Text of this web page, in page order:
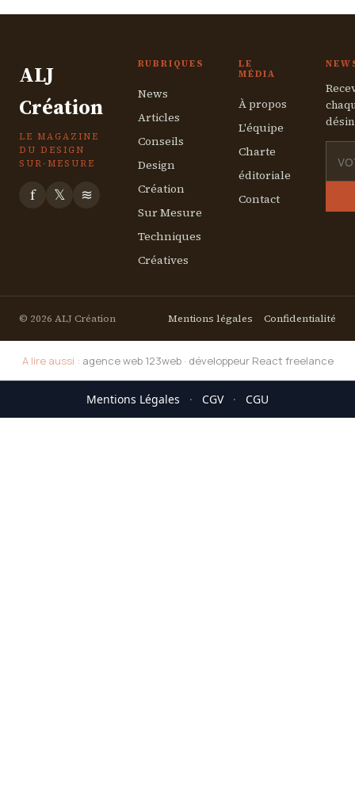
ALJ
Création
LE MAGAZINE
DU DESIGN
SUR-MESURE
f 𝕏 ≋
RUBRIQUES
News
Articles
Conseils
Design
Création
Sur Mesure
Techniques
Créatives
LE
MÉDIA
À propos
L'équipe
Charte
éditoriale
Contact
© 2026 ALJ Création Mentions légales Confidentialité
A lire aussi : agence web 123web· développeur React freelance
Mentions Légales · CGV · CGU